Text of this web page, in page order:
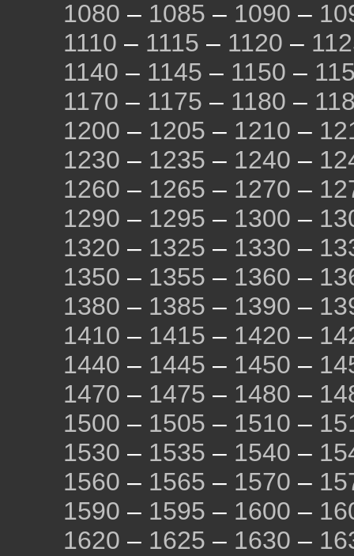
1080 – 1085 – 1090 –
1110 – 1115 – 1120 –
1140 – 1145 – 1150 –
1170 – 1175 – 1180 –
1200 – 1205 – 1210 –
1230 – 1235 – 1240 –
1260 – 1265 – 1270 –
1290 – 1295 – 1300 –
1320 – 1325 – 1330 –
1350 – 1355 – 1360 –
1380 – 1385 – 1390 –
1410 – 1415 – 1420 –
1440 – 1445 – 1450 –
1470 – 1475 – 1480 –
1500 – 1505 – 1510 –
1530 – 1535 – 1540 –
1560 – 1565 – 1570 –
1590 – 1595 – 1600 –
1620 – 1625 – 1630 –